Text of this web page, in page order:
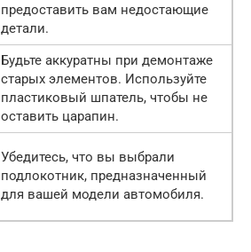
предоставить вам недостающие
детали.
Будьте аккуратны при демонтаже
старых элементов. Используйте
пластиковый шпатель, чтобы не
оставить царапин.
Убедитесь, что вы выбрали
подлокотник, предназначенный
для вашей модели автомобиля.